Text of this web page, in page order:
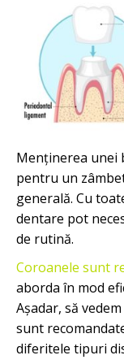
Menținerea unei
pentru un
generală. Cu
dentare pot
de rutină.
Coroanele sunt
aborda în mod
Așadar, să
sunt
diferitele tipuri